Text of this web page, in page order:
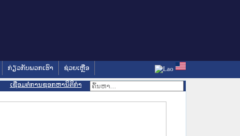
ກ່ຽວກັບພວກເຮົາ ຊ່ວຍເຫຼືອ
ເຊື່ອມຕໍ່ການຊອກຫານິຕິກຳ